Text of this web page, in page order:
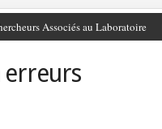
Associés au Laboratoire
erreurs